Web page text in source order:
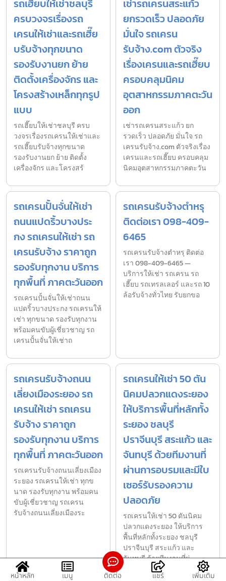
รถเฮี๊ยบให้เช่าชลบุรี
ครบวงจรเรื่องรถ
เครนให้เช่าและรถเฮี๊ย
บรับจ้างทุกขนาด
รองรับงานยก ย้าย
ติดตั้งเครื่องจักร และ
โครงสร้างเหล็กทุกรูป
แบบ
รถเฮี๊ยบให้เช่าชลบุรี ครบ
วงจรเรื่องรถเครนให้เช่าและ
รถเฮี๊ยบรับจ้างทุกขนาด
รองรับงานยก ย้าย ติดตั้ง
เครื่องจักร และโครงสร้
เช่ารถเครนสระแก้ว
ยกรวดเร็ว ปลอดภัย
มั่นใจ รถเครน
รับจ้าง.com ตัวจริง
เรื่องเครนและรถเฮี๊ยบ
ครอบคลุมนิคม
อุตสาหกรรมภาคตะวัน
ออก
เช่ารถเครนสระแก้ว ยก
รวดเร็ว ปลอดภัย มั่นใจ รถ
เครนรับจ้าง.com ตัวจริงเรื่อง
เครนและรถเฮี๊ยบ ครอบคลุม
นิคมอุตสาหกรรมภาคตะวัน
รถเครนปั้นจั่นให้เช่า
ถนนแปดริ้วบางประ
กง รถเครนให้เช่า รถ
เครนรับจ้าง ราคาถูก
รองรับทุกงาน บริการ
ทุกพื้นที่ ภาคตะวันออก
รถเครนปั้นจั่นให้เช่าถนน
แปดริ้วบางประกง รถเครนให้
เช่า ทุกขนาด รองรับทุกงาน
พร้อมคนขับผู้เชี่ยวชาญ รถ
เครนปั้นจั่นให้เช่าถ
รถเครนรับจ้างตำหรุ
ติดต่อเรา 098-409-
6465
รถเครนรับจ้างตำหรุ ติดต่อ
เรา 098-409-6465 —
บริการให้เช่า รถเครน รถ
เฮี๊ยบ รถเทรลเลอร์ และรถ 10
ล้อรับจ้างทั่วไทย รับยกขอ
รถเครนรับจ้างถนน
เลี่ยงเมืองระยอง รถ
เครนให้เช่า รถเครน
รับจ้าง ราคาถูก
รองรับทุกงาน บริการ
ทุกพื้นที่ ภาคตะวันออก
รถเครนรับจ้างถนนเลี่ยงเมือง
ระยอง รถเครนให้เช่า ทุกข
นาด รองรับทุกงาน พร้อมคน
ขับผู้เชี่ยวชาญ รถเครน
รับจ้างถนนเลี่ยงเมืองระ
รถเครนให้เช่า 50 ตัน
นิคมปลวกแดงระยอง
ให้บริการพื้นที่หลักทั้ง
ระยอง ชลบุรี
ปราจีนบุรี สระแก้ว และ
จันทบุรี ด้วยทีมงานที่
ผ่านการอบรมและมีใบ
เซอร์รับรองความ
ปลอดภัย
รถเครนให้เช่า 50 ตันนิคม
ปลวกแดงระยอง ให้บริการ
พื้นที่หลักทั้งระยอง ชลบุรี
ปราจีนบุรี สระแก้ว และ
จันทบุรี ด้วยทีมงานที่ผ่
หน้าหลัก
เมนู ติดต่อ แชร์ เพิ่มเติม